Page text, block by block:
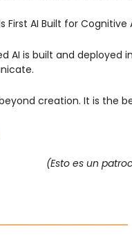
First AI Built for
AI is built and
creation. It is the
(Esto es un